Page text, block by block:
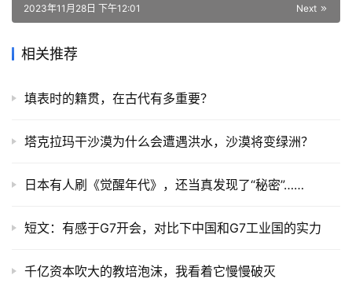
Next
2023年11月28日 下午12:01
相关推荐
填表时的籍贯，在古代有多重要？
塔克拉玛干沙漠为什么会遭遇洪水，沙漠将变绿洲？
日本有人刷《觉醒年代》，还当真发现了“秘密”……
短文：有感于G7开会，对比下中国和G7工业国的实力
千亿资本吹大的教培泡沫，我看着它慢慢破灭